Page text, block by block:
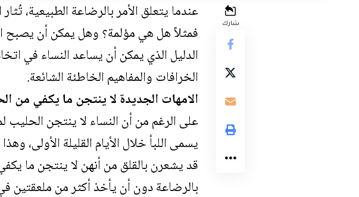
شارك
عندما يتعلق الأمر بالرضاعة الطبيعية،
فمثلاً هل هي مؤلمة؟ وهل يمكن أن يصبح
الدليل الذي يمكن أن يساعد النساء في
الخرافات والمفاهيم الخاطئة الشائعة.
الامهات الجديدة لا ينتجن ما يكفي من
على الرغم من أن النساء لا ينتجن الحليب
يسمى اللبأ خلال الأيام القليلة الأولى،
قد يشعرن بالقلق من أنهن لا ينتجن ما
بالرضاعة دون أن يأخذ أكثر من ملعقتين